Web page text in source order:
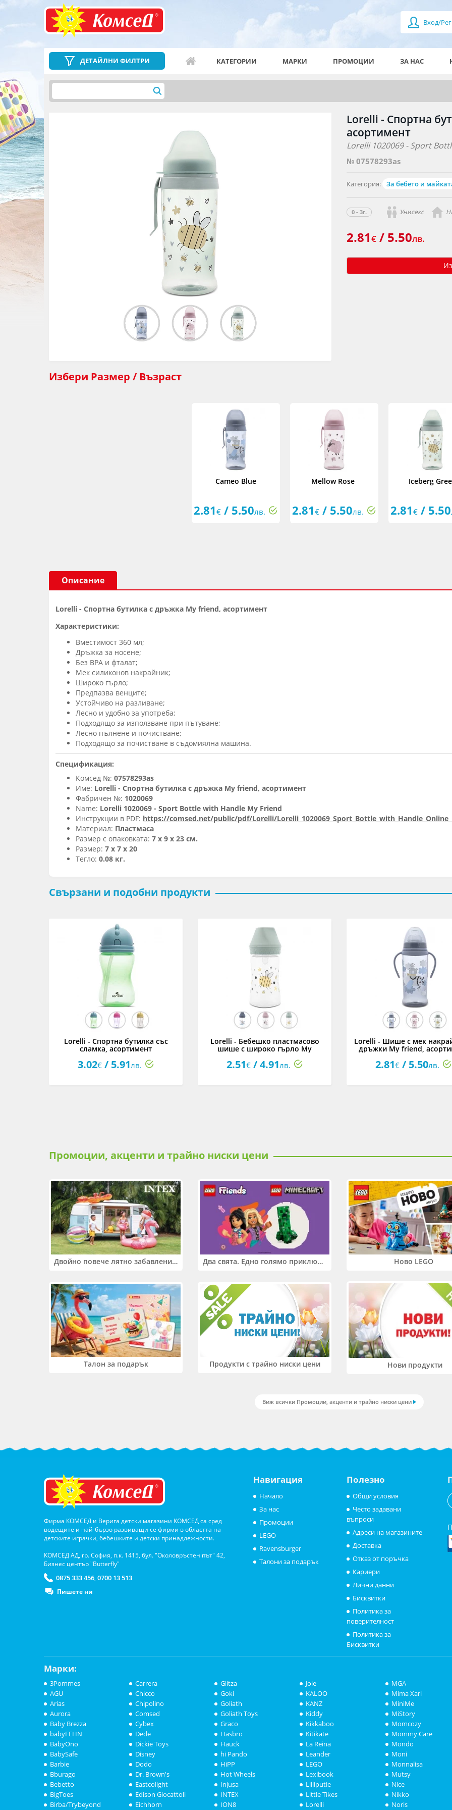
Вход/
ДЕТАЙЛНИ ФИЛТРИ КАТЕГОРИИ МАРКИ ПРОМОЦИИ ЗА НАС
Lorelli - Спортна
асортимент
Lorelli 1020069 - Sport
№ 07578293as
Категория: За бебето и
0 - 3г. Унисекс
2.81€ / 5.50лв.
Избери Размер / Възраст
Cameo Blue
2.81 € / 5.50лв.
Mellow Rose
2.81 € / 5.50лв.
Iceberg
2.81 € / 5.50
Описание
Lorelli - Спортна бутилка с дръжка My friend, асортимент
Характеристики:
Вместимост 360 мл;
Дръжка за носене;
Без BPA и фталат;
Мек силиконов накрайник;
Широко гърло;
Предпазва венците;
Устойчиво на разливане;
Лесно и удобно за употреба;
Подходящо за използване при пътуване;
Лесно пълнене и почистване;
Подходящо за почистване в съдомиялна машина.
Спецификация:
Комсед №: 07578293as
Име: Lorelli - Спортна бутилка с дръжка My friend, асортимент
Фабричен №: 1020069
Name: Lorelli 1020069 - Sport Bottle with Handle My Friend
Инструкции в PDF: https://comsed.net/public/pdf/Lorelli/
Материал: Пластмаса
Размер с опаковката: 7 x 9 x 23 см.
Размер: 7 x 7 x 20
Тегло: 0.08 кг.
Свързани и подобни продукти
Lorelli - Спортна бутилка със
сламка, асортимент
3.02€ / 5.91лв.
Lorelli - Бебешко пластмасово
шише с широко гърло My
2.51€ / 4.91лв.
Lorelli - Шише с мек
дръжки My friend,
2.81€ / 5.50лв.
Промоции, акценти и трайно ниски цени
Двойно повече лятно забавление! Купи 2 продукта INTEX и вземи -33% Два свята. Едно голямо приключение. Купи 2 продукта LEGO® Friends и/или LEGO® Minecraft и вземи -27% Ново LEGO
Талон за подарък Продукти с трайно ниски цени Нови продукти
Виж всички Промоции, акценти и трайно ниски цени
Фирма КОМСЕД и Верига детски магазини КОМСЕД са сред
водещите и най-бързо развиващи се фирми в областта на
детските играчки, бебешките и детски принадлежности.
КОМСЕД АД, гр. София, п.к. 1415, бул. "Околовръстен път" 42,
Бизнес център "Butterfly"
0875 333 456, 0700 13 513
Пишете ни
Навигация
Начало
За нас
Промоции
LEGO
Ravensburger
Талони за подарък
Полезно
Общи условия
Често задавани
въпроси
Адреси на магазините
Доставка
Отказ от поръчка
Кариери
Лични данни
Бисквитки
Политика за
поверителност
Политика за
Бисквитки
Марки:
3Pommes
AGU
Arias
Aurora
Baby Brezza
babyFEHN
BabyOno
BabySafe
Barbie
Bburago
Bebetto
BigToes
Birba/Trybeyond
Carrera
Chicco
Chipolino
Comsed
Cybex
Dede
Dickie Toys
Disney
Dodo
Dr. Brown's
Eastcolight
Edison Giocattoli
Eichhorn
Glitza
Goki
Goliath
Goliath Toys
Graco
Hasbro
Hauck
hi Pando
HiPP
Hot Wheels
Injusa
INTEX
ION8
Joie
KALOO
KANZ
Kiddy
Kikkaboo
Kitikate
La Reina
Leander
LEGO
Lexibook
Lilliputie
Little Tikes
Lorelli
MGA
Mima Xari
MiniMe
MiStory
Momcozy
Mommy Care
Mondo
Moni
Monnalisa
Mutsy
Nice
Nikko
Noris